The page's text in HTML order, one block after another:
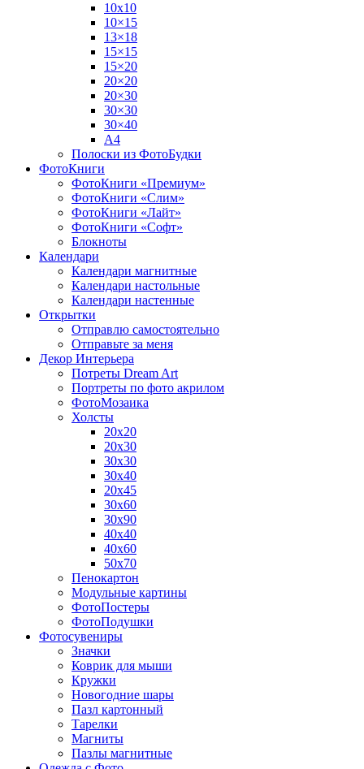
10х10
10×15
13×18
15×15
15×20
20×20
20×30
30×30
30×40
A4
Полоски из ФотоБудки
ФотоКниги
ФотоКниги «Премиум»
ФотоКниги «Слим»
ФотоКниги «Лайт»
ФотоКниги «Софт»
Блокноты
Календари
Календари магнитные
Календари настольные
Календари настенные
Открытки
Отправлю самостоятельно
Отправьте за меня
Декор Интерьера
Потреты Dream Art
Портреты по фото акрилом
ФотоМозаика
Холсты
20х20
20х30
30х30
30х40
20х45
30х60
30х90
40х40
40х60
50х70
Пенокартон
Модульные картины
ФотоПостеры
ФотоПодушки
Фотоcувениры
Значки
Коврик для мыши
Кружки
Новогодние шары
Пазл картонный
Тарелки
Магниты
Пазлы магнитные